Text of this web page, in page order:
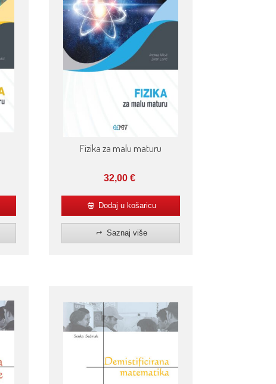
Fizika za malu maturu
32,00€
Dodaj u košaricu
Saznaj više